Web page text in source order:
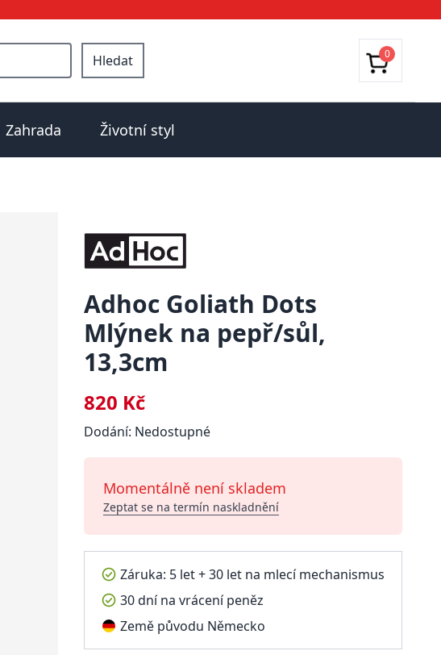
Hledat 0
Zahrada Životní styl
Adhoc Goliath Dots
Mlýnek na pepř/sůl,
13,3cm
820 Kč
Dodání: Nedostupné
Momentálně není skladem
Zeptat se na termín naskladnění
Záruka: 5 let + 30 let na mlecí mechanismus
30 dní na vrácení peněz
Země původu Německo